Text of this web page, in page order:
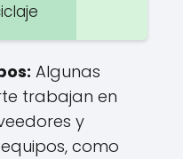
Algunas
trabajan en
y
como